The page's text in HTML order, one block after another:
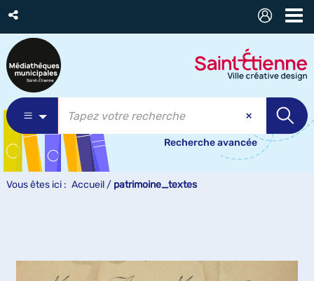
Recherche avancée
Vous êtes ici : Accueil / patrimoine_textes